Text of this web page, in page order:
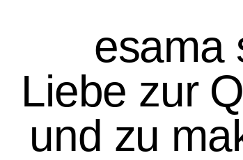
esama
Liebe zur
und zu